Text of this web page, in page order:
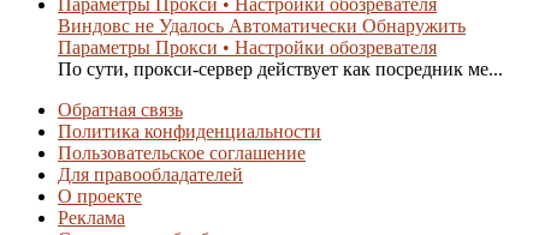
Виндовс не Удалось Автоматически Обнаружить
Параметры Прокси • Настройки обозревателя
По сути, прокси-сервер действует как посредник ме...
Обратная связь
Политика конфиденциальности
Пользовательское соглашение
Для правообладателей
О проекте
Реклама